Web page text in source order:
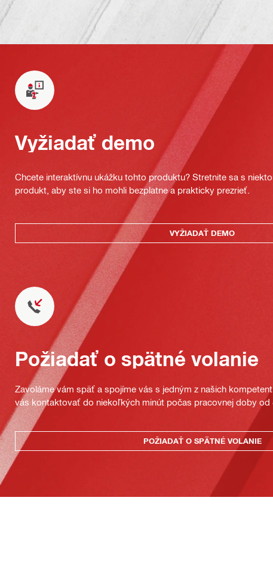
Vyžiadať demo
Chcete interaktívnu ukážku tohto produktu? Stretnite sa s
produkt, aby ste si ho mohli bezplatne a prakticky prezrieť.
VYŽIADAŤ DEMO
Požiadať o spätné volanie
Zavoláme vám späť a spojíme vás s jedným z našich
vás kontaktovať do niekoľkých minút počas pracovnej doby od
POŽIADAŤ O SPÄTNÉ VOLANIE